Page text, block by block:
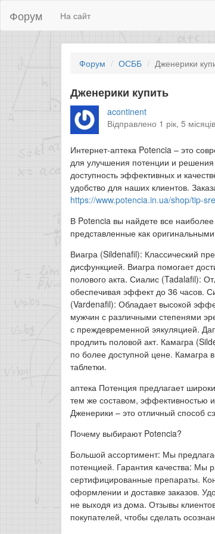
Форум На сайт
Форум ОСББ Дженерики
Дженерики купить
acontinent
Відправлено 1 рік, 5
Интернет-аптека Potencia – это
для улучшения потенции и
доступность эффективных и
удобство для наших клиентов.
https://www.potencia.in.ua/shop/tip-
В Potencia вы найдете все
представленные как
Виагра (Sildenafil): Классический
дисфункцией. Виагра помогает
полового акта. Сиалис (Tadalafil):
обеспечивая эффект до 36 часов.
(Vardenafil): Обладает высокой
мужчин с различными степенями
с преждевременной эякуляцией.
продлить половой акт. Камагра
по более доступной цене. Камагра
таблетки.
аптека Потенция предлагает
тем же составом, эффективностью
Дженерики – это отличный способ
Почему выбирают Potencia?
Большой ассортимент: Мы
потенцией. Гарантия качества: Мы
сертифицированные препараты.
оформлении и доставке заказов.
не выходя из дома. Отзывы
покупателей, чтобы сделать